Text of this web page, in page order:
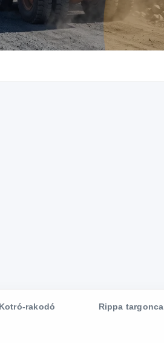
Kotró-rakodó Rippa targonca